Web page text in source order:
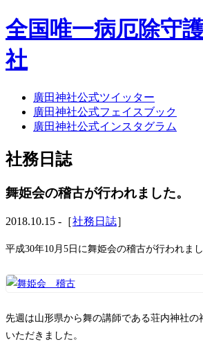
全国唯一病厄除守
社
ホーム
社務日誌
お知らせ
年間祭事のご案内
お願いごと
神前結婚式
ご相談
八甲田山神社
水子葬
お問い合わせ
廣田神社公式ツイッター
廣田神社公式フェイスブック
廣田神社公式インスタグラム
社務日誌
舞姫会の稽古が行われました。
2018.10.15 -［社務日誌］
平成30年10月5日に舞姫会の稽古が行われまし
先週は山形県から舞の講師である荘内神社の
いただきました。